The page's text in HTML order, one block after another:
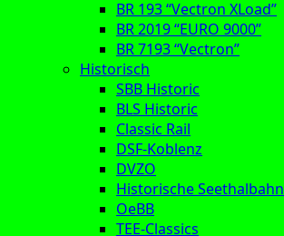
BR 193 “Vectron XLoad”
BR 2019 “EURO 9000”
BR 7193 “Vectron”
Historisch
SBB Historic
BLS Historic
Classic Rail
DSF-Koblenz
DVZO
Historische Seethalbahn
OeBB
TEE-Classics